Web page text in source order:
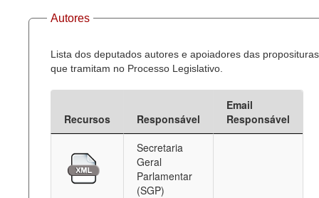
Dados Governamentais Abertos
Planejamento
Catálogo de dados
Deputados Estaduais
Administração
Autores
Lista dos deputados autores e apoiadores das proposituras
que tramitam no Processo Legislativo.
Recursos Responsável
Email
Responsável
Secretaria
Geral
Parlamentar
(SGP)